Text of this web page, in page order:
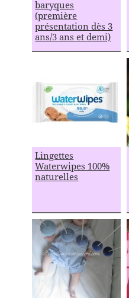
baryques
(première
présentation dès 3
ans/3 ans et demi)
Lingettes
Waterwipes 100%
naturelles